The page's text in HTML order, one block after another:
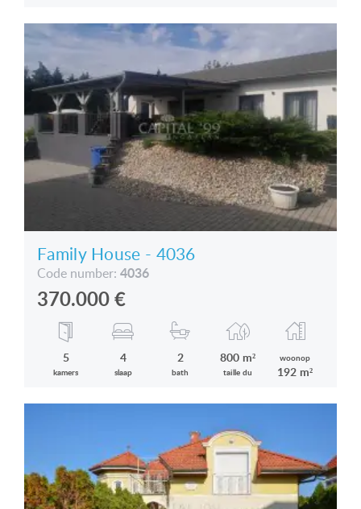
Family House - 4036
Code number: 4036
370.000€
5
kamers
4
slaap
2
bath
800 m²
taille du
woonop
192 m²